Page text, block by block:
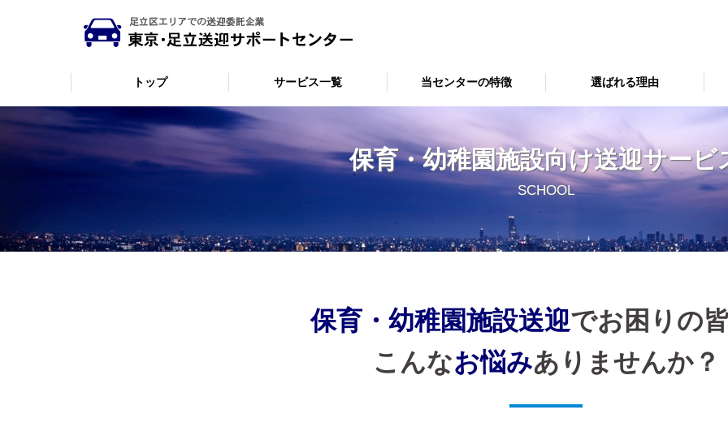
ス
トップ サービス一覧 当センターの特徴 選ばれる理由
保育・幼稚園施設向け送迎サービ
SCHOOL
保育・幼稚園施設送迎でお困りの
こんなお悩みありませんか？